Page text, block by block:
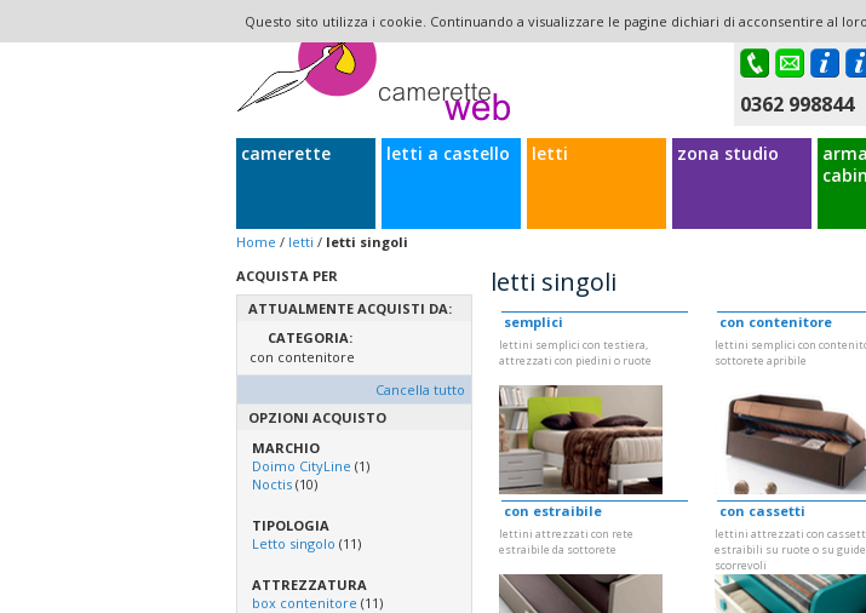
0362 998844
camerette letti a castello letti zona studio
Home / letti / letti singoli
letti singoli
semplici
lettini semplici con testiera,
attrezzati con piedini o ruote
con estraibile
lettini attrezzati con rete
estraibile da sottorete
con contenitore
lettini semplici con
sottorete apribile
con cassetti
lettini attrezzati con
estraibili su ruote o su guide
scorrevoli
ACQUISTA PER
ATTUALMENTE ACQUISTI DA:
CATEGORIA:
con contenitore
Cancella tutto
OPZIONI ACQUISTO
MARCHIO
Doimo CityLine (1)
Noctis(10)
TIPOLOGIA
Letto singolo (11)
ATTREZZATURA
box contenitore (11)
Questo sito utilizza i cookie. Continuando a visualizzare le pagine dichiari di acconsentire al